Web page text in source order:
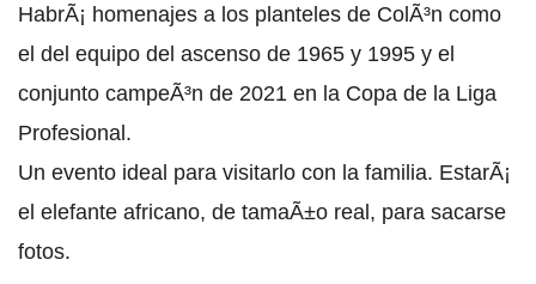
HabrÃ¡ homenajes a los planteles de ColÃ³n como
el del equipo del ascenso de 1965 y 1995 y el
conjunto campeÃ³n de 2021 en la Copa de la Liga
Profesional.
Un evento ideal para visitarlo con la familia. EstarÃ¡
el elefante africano, de tamaÃ±o real, para sacarse
fotos.